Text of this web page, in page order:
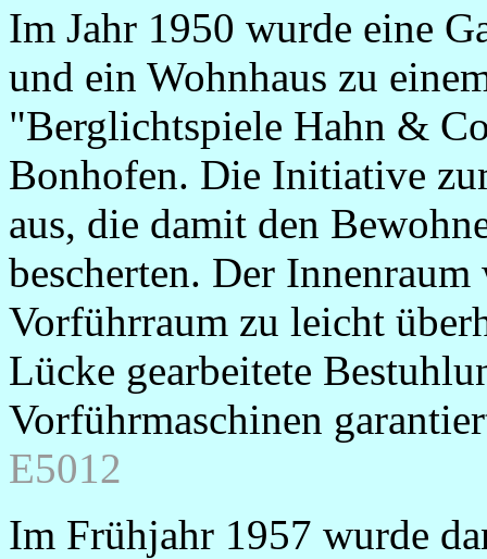
Im Jahr 1950 wurde eine
und ein Wohnhaus zu
"Berglichtspiele Hahn &
Bonhofen. Die Initiative
aus, die damit den
bescherten. Der
Vorführraum zu leicht
Lücke gearbeitete
Vorführmaschinen
E5012
Im Frühjahr 1957 wurde